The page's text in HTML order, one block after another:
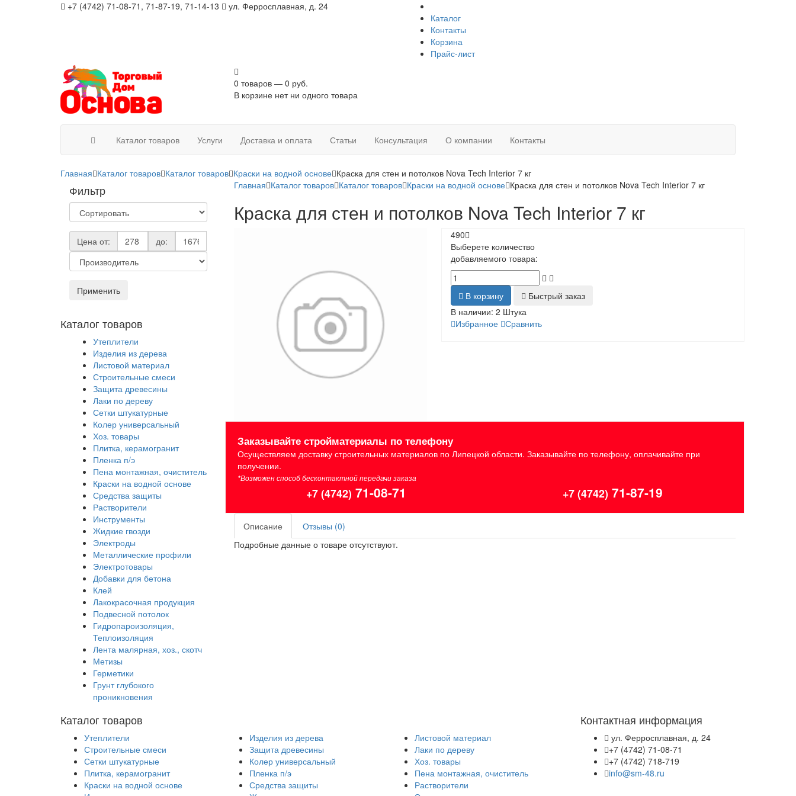
+7 (4742) 71-08-71, 71-87-19, 71-14-13
ул. Ферросплавная, д. 24
Каталог
Контакты
Корзина
Прайс-лист
0 товаров — 0 руб.
В корзине нет ни одного товара
Каталог товаров Услуги Доставка и оплата Статьи Консультация О компании Контакты
Главная Каталог товаров Каталог товаров Краски на водной основе Краска для стен и потолков Nova Tech Interior 7 кг
Фильтр
Цена от: до:
Применить
Каталог товаров
Утеплители
Изделия из дерева
Листовой материал
Строительные смеси
Защита древесины
Лаки по дереву
Сетки штукатурные
Колер универсальный
Хоз. товары
Плитка, керамогранит
Пленка п/э
Пена монтажная, очиститель
Краски на водной основе
Средства защиты
Растворители
Инструменты
Жидкие гвозди
Электроды
Металлические профили
Электротовары
Добавки для бетона
Клей
Лакокрасочная продукция
Подвесной потолок
Гидропароизоляция,
Теплоизоляция
Лента малярная, хоз., скотч
Метизы
Герметики
Грунт глубокого
проникновения
Главная Каталог товаров Каталог товаров Краски на водной основе Краска для стен и потолков Nova Tech Interior 7 кг
Краска для стен и потолков Nova Tech Interior 7 кг
490
Выберете количество
добавляемого товара:
В корзину
Быстрый заказ
В наличии:2 Штука
Избранное
Сравнить
Заказывайте стройматериалы по телефону
Осуществляем доставку строительных материалов по Липецкой области. Заказывайте по телефону, оплачивайте при
получении.
*Возможен способ бесконтактной передачи заказа
+7 (4742) 71-08-71 +7 (4742) 71-87-19
Описание
Отзывы (0)
Подробные данные о товаре отсутствуют.
Каталог товаров
Утеплители Изделия из дерева
Листовой материал
Строительные смеси
Защита древесины
Лаки по дереву
Сетки штукатурные
Колер универсальный
Хоз. товары
Плитка, керамогранит
Пленка п/э
Пена монтажная, очиститель
Краски на водной основе
Средства защиты
Растворители
Контактная информация
ул. Ферросплавная, д. 24
+7 (4742) 71-08-71
+7 (4742) 718-719
info@sm-48.ru